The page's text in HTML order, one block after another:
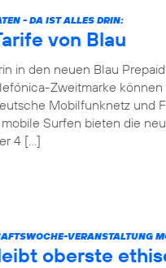
- DA IST ALLES DRIN:
von Blau
in den neuen Blau
Zweitmarke
Mobilfunknetz und
Surfen bieten die
4 […]
VERANSTALTUNG
oberste